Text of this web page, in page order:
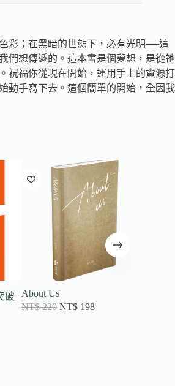
彩；在黑暗的世態下，必有光明──這
們想傳遞的。這本書是個夢想，是從祂
祝福你從現在開始，運用手上的資源打
動手寫下去。這個簡單的開始，全因我
破
About Us
NT$220 NT$ 198